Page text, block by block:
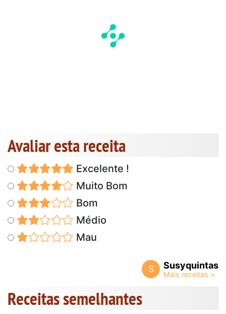
Avaliar esta receita
Excelente !
Muito Bom
Bom
Médio
Mau
S Susyquintas
Receitas semelhantes